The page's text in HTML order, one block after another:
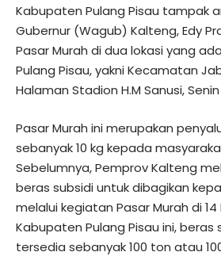
Kabupaten Pulang Pisau tampak
Gubernur (Wagub) Kalteng, Edy
Pasar Murah di dua lokasi yang
Pulang Pisau, yakni Kecamatan
Halaman Stadion H.M Sanusi,
Pasar Murah ini merupakan
sebanyak 10 kg kepada
Sebelumnya, Pemprov Kalteng
beras subsidi untuk dibagikan
melalui kegiatan Pasar Murah di
Kabupaten Pulang Pisau ini, beras
tersedia sebanyak 100 ton atau